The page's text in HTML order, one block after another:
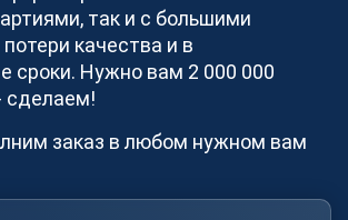
и вы сможете выбрать любые
так и с большими
качества и в
сроки. Нужно вам 2 000 000
сделаем!
заказ в любом нужном вам